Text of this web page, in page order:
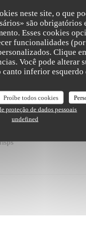
neste site, o que
são
Esses cookies
funcionalidades
Clique
Você pode alterar
inferior esquerdo
Proíbe todos cookies
proteção de dados pessoais
undefined
crumble, basil shoots
Kitchen